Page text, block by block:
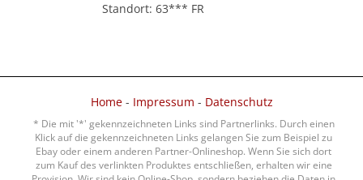
Standort: 63*** FR
Home- Impressum - Datenschutz
* Die mit '*' gekennzeichneten Links sind Partnerlinks. Durch einen
Klick auf die gekennzeichneten Links gelangen Sie zum Beispiel zu
Ebay oder einem anderen Partner-Onlineshop. Wenn Sie sich dort
zum Kauf des verlinkten Produktes entschließen, erhalten wir eine